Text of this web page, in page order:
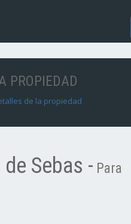
PROPIEDAD
de la propiedad
Sebas - Para